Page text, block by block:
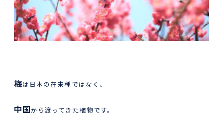
梅は日本の在来種ではなく、
中国から渡ってきた植物です。